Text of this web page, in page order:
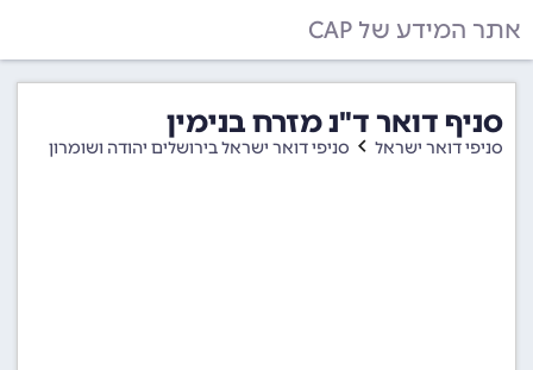
אתר המידע של CAP
סניף דואר ד"נ מזרח בנימין
סניפי דואר ישראל סניפי דואר ישראל בירושלים יהודה ושומרון